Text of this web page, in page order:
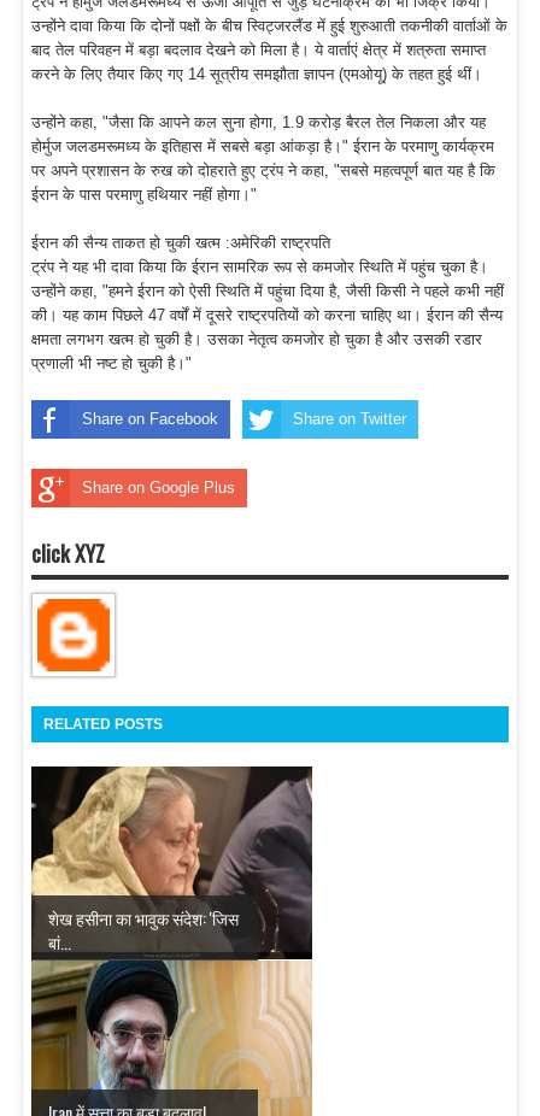
उन्होंने दावा किया कि दोनों पक्षों के बीच स्विट्जरलैंड में हुई शुरुआती तकनीकी वार्ताओं के
बाद तेल परिवहन में बड़ा बदलाव देखने को मिला है। ये वार्ताएं क्षेत्र में शत्रुता समाप्त
करने के लिए तैयार किए गए 14 सूत्रीय समझौता ज्ञापन (एमओयू) के तहत हुई थीं।
उन्होंने कहा, "जैसा कि आपने कल सुना होगा, 1.9 करोड़ बैरल तेल निकला और यह
होर्मुज जलडमरूमध्य के इतिहास में सबसे बड़ा आंकड़ा है।" ईरान के परमाणु कार्यक्रम
पर अपने प्रशासन के रुख को दोहराते हुए ट्रंप ने कहा, "सबसे महत्वपूर्ण बात यह है कि
ईरान के पास परमाणु हथियार नहीं होगा।"
ईरान की सैन्य ताकत हो चुकी खत्म :अमेरिकी राष्ट्रपति
ट्रंप ने यह भी दावा किया कि ईरान सामरिक रूप से कमजोर स्थिति में पहुंच चुका है।
उन्होंने कहा, "हमने ईरान को ऐसी स्थिति में पहुंचा दिया है, जैसी किसी ने पहले कभी नहीं
की। यह काम पिछले 47 वर्षों में दूसरे राष्ट्रपतियों को करना चाहिए था। ईरान की सैन्य
क्षमता लगभग खत्म हो चुकी है। उसका नेतृत्व कमजोर हो चुका है और उसकी रडार
प्रणाली भी नष्ट हो चुकी है।"
Share on Facebook Share on Twitter
Share on Google Plus
click XYZ
RELATED POSTS
शेख हसीना का भावुक संदेश: 'जिस
बां...